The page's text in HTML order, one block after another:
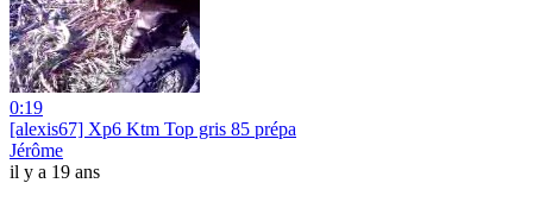
0:19
[alexis67] Xp6 Ktm Top gris 85 prépa
Jérôme
il y a 19 ans